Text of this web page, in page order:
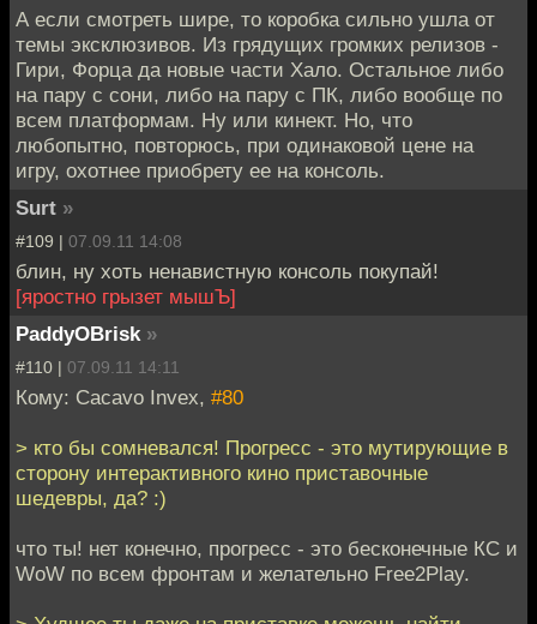
А если смотреть шире, то коробка сильно ушла от
темы эксклюзивов. Из грядущих громких релизов -
Гири, Форца да новые части Хало. Остальное либо
на пару с сони, либо на пару с ПК, либо вообще по
всем платформам. Ну или кинект. Но, что
любопытно, повторюсь, при одинаковой цене на
игру, охотнее приобрету ее на консоль.
Surt »
#109 | 07.09.11 14:08
блин, ну хоть ненавистную консоль покупай!
[яростно грызет мышЪ]
PaddyOBrisk »
#110 | 07.09.11 14:11
Кому: Cacavo Invex, #80
> кто бы сомневался! Прогресс - это мутирующие в
сторону интерактивного кино приставочные
шедевры, да? :)
что ты! нет конечно, прогресс - это бесконечные КС и
WoW по всем фронтам и желательно Free2Play.